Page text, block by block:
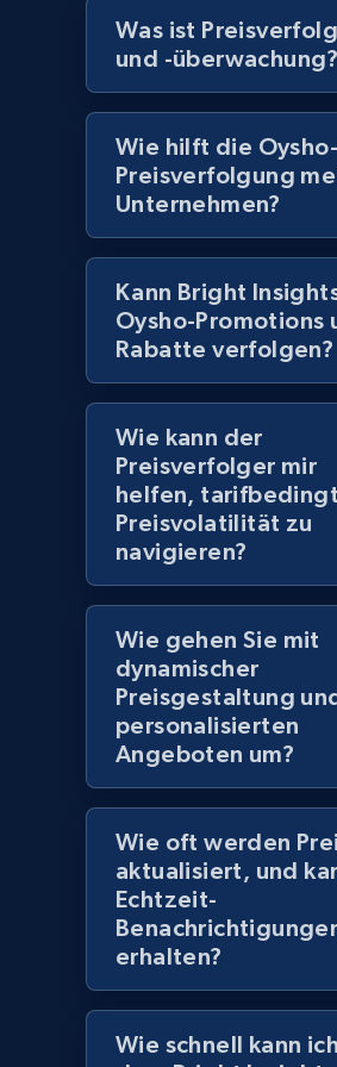
Home Depot US - Discover
specified UPC
URL, Domain, Country code,
Sku, Product id, Product name,
and more.
2.1K+ 355+
Home Depot US - Discovery
specific category URL
URL, Domain, Country code,
Sku, Product id, Product name,
and more.
2.1K+ 355+
Amazon products global
Title, Seller name, Brand,
price, Currency, Availability,
Amazon products global
products by specific category
Title, Seller name, Brand,
price, Currency, Availability,
more.
Was ist
und -überwachung?
Wie hilft die Oysho-
Preisverfolgung
Unternehmen?
Kann Bright
Oysho-Promotions
Rabatte verfolgen?
Wie kann der
Preisverfolger mir
helfen,
Preisvolatilität zu
navigieren?
Wie gehen Sie mit
dynamischer
Preisgestaltung
personalisierten
Angeboten um?
Wie oft werden
aktualisiert, und
Echtzeit-
erhalten?
Wie schnell kann